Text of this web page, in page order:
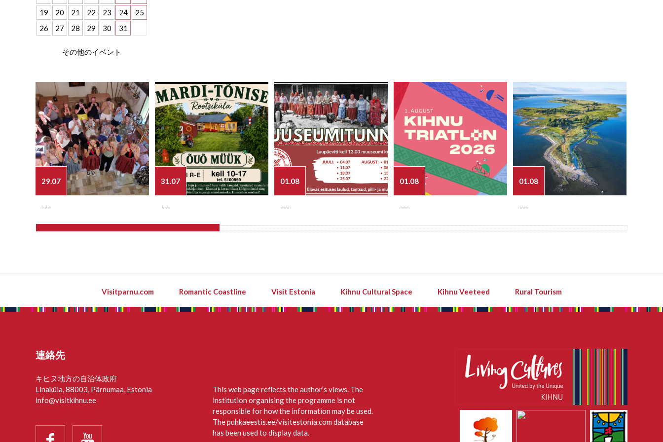
19
20 21 22 23 24
25
26
27 28 29 30 31
その他のイベント
29.07
---
31.07
---
01.08
---
01.08
---
01.08
---
Visitparnu.com Romantic Coastline Visit Estonia Kihnu Cultural Space Kihnu Veeteed Rural Tourism
連絡先
キヒヌ地方の自治体政府
Linaküla, 88003, Pärnumaa, Estonia
info@visitkihnu.ee
This web page reflects the author’s views. The
institution organising the programme is not
responsible for how the information may be used.
The puhkaeestis.ee/visitestonia.com database
has been used to display data.